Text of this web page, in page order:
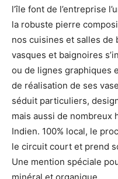
l’île font de l’entreprise
la robuste pierre
nos cuisines et salles de
vasques et baignoires
ou de lignes graphiques
de réalisation de ses
séduit particuliers,
mais aussi de nombreux
Indien. 100% local, le
le circuit court et prend
Une mention spéciale